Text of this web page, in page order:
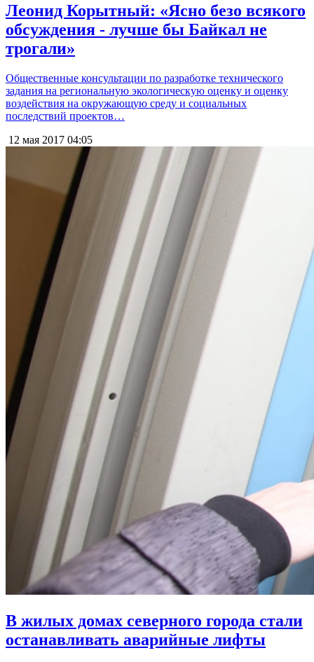
Леонид Корытный: «Ясно безо всякого
обсуждения - лучше бы Байкал не
трогали»
Общественные консультации по разработке технического
задания на региональную экологическую оценку и оценку
воздействия на окружающую среду и социальных
последствий проектов…
12 мая 2017 04:05
В жилых домах северного города стали
останавливать аварийные лифты